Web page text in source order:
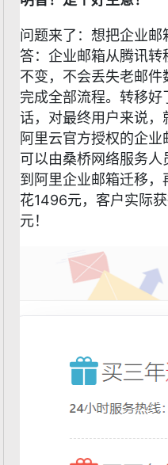
问题来了：想把企业
答：企业邮箱从腾讯
不变，不会丢失老邮
完成全部流程。 转移好
话，对最终用户来说
阿里云官方授权的企
可以由桑桥网络服务
到阿里企业邮箱迁移
花1496元，客户实际
元！